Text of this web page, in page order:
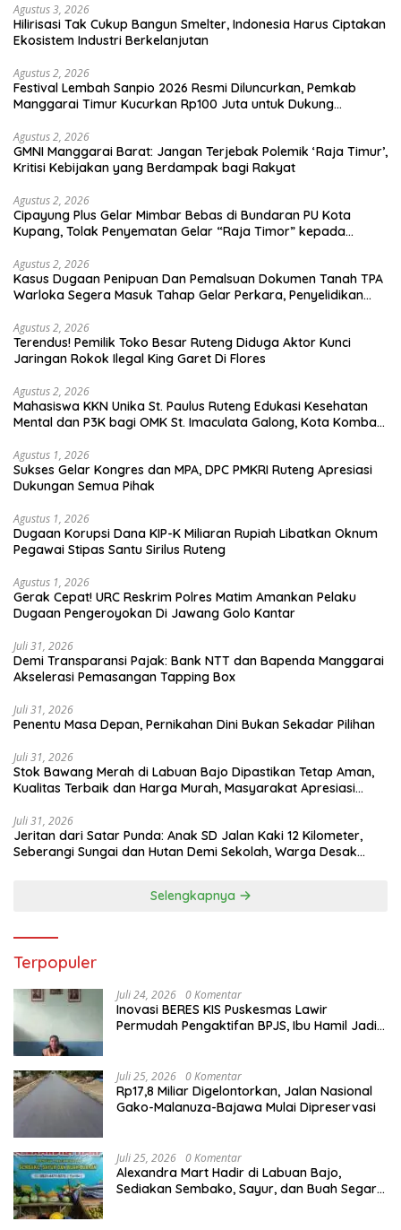
Agustus 3, 2026
Hilirisasi Tak Cukup Bangun Smelter, Indonesia Harus Ciptakan
Ekosistem Industri Berkelanjutan
Agustus 2, 2026
Festival Lembah Sanpio 2026 Resmi Diluncurkan, Pemkab
Manggarai Timur Kucurkan Rp100 Juta untuk Dukung
Agustus 2, 2026
GMNI Manggarai Barat: Jangan Terjebak Polemik ‘Raja Timur’,
Kritisi Kebijakan yang Berdampak bagi Rakyat
Agustus 2, 2026
Cipayung Plus Gelar Mimbar Bebas di Bundaran PU Kota
Kupang, Tolak Penyematan Gelar “Raja Timor” kepada
Agustus 2, 2026
Kasus Dugaan Penipuan Dan Pemalsuan Dokumen Tanah TPA
Warloka Segera Masuk Tahap Gelar Perkara, Penyelidikan
Agustus 2, 2026
Terendus! Pemilik Toko Besar Ruteng Diduga Aktor Kunci
Jaringan Rokok Ilegal King Garet Di Flores
Agustus 2, 2026
Mahasiswa KKN Unika St. Paulus Ruteng Edukasi Kesehatan
Mental dan P3K bagi OMK St. Imaculata Galong, Kota Komba
Agustus 1, 2026
Sukses Gelar Kongres dan MPA, DPC PMKRI Ruteng Apresiasi
Dukungan Semua Pihak
Agustus 1, 2026
Dugaan Korupsi Dana KIP-K Miliaran Rupiah Libatkan Oknum
Pegawai Stipas Santu Sirilus Ruteng
Agustus 1, 2026
Gerak Cepat! URC Reskrim Polres Matim Amankan Pelaku
Dugaan Pengeroyokan Di Jawang Golo Kantar
Juli 31, 2026
​Demi Transparansi Pajak: Bank NTT dan Bapenda Manggarai
Akselerasi Pemasangan Tapping Box
Juli 31, 2026
Penentu Masa Depan, Pernikahan Dini Bukan Sekadar Pilihan
Juli 31, 2026
Stok Bawang Merah di Labuan Bajo Dipastikan Tetap Aman,
Kualitas Terbaik dan Harga Murah, Masyarakat Apresiasi
Juli 31, 2026
Jeritan dari Satar Punda: Anak SD Jalan Kaki 12 Kilometer,
Seberangi Sungai dan Hutan Demi Sekolah, Warga Desak
Selengkapnya
Terpopuler
Juli 24, 2026 0 Komentar
Inovasi BERES KIS Puskesmas Lawir
Permudah Pengaktifan BPJS, Ibu Hamil Jadi
Juli 25, 2026 0 Komentar
Rp17,8 Miliar Digelontorkan, Jalan Nasional
Gako-Malanuza-Bajawa Mulai Dipreservasi
Juli 25, 2026 0 Komentar
Alexandra Mart Hadir di Labuan Bajo,
Sediakan Sembako, Sayur, dan Buah Segar